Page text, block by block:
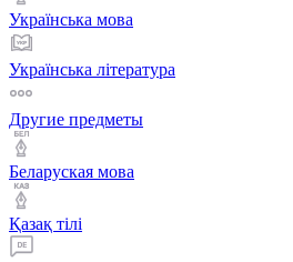
Українська мова
Українська література
Другие предметы
Беларуская мова
Қазақ тiлi